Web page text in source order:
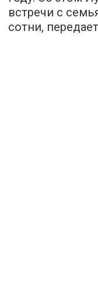
встречи с
сотни,